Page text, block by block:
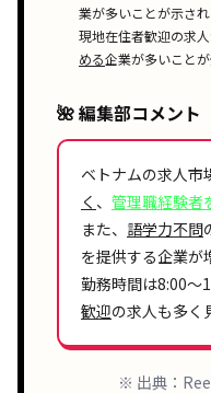
業が多いことが示され
現地在住者歓迎の求人
める企業が多いことが
🌺 編集部コメント
ベトナムの求人市
く 、 管理職経験者
また、 語学力不問
を提供する企業が
勤務時間は8:00〜
歓迎の求人も多く
※ 出典：